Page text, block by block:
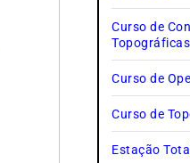
Curso de
Topográficas
Curso de
Curso de
Estação